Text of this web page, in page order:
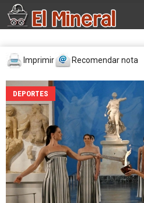
Imprimir Recomendar nota
DEPORTES